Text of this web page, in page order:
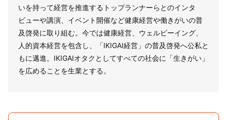
いを持って経営を推進するトップランナーらとのインタ
ビューや講演、イベント開催など健康経営や働きがいの普
及啓発に取り組む。今では健康経営、ウェルビーイング、
人的資本経営を包含し、「IKIGAI経営」の普及啓発へ公私と
もに邁進。IKIGAIオタクとしてすべての社会に「生きがい」
を広めることを生業とする。